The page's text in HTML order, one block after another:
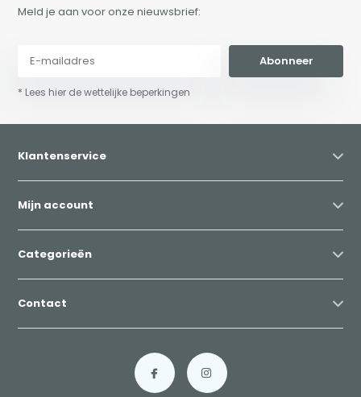
Meld je aan voor onze nieuwsbrief:
Abonneer
* Lees hier de wettelijke beperkingen
Klantenservice
Mijn account
Categorieën
Contact